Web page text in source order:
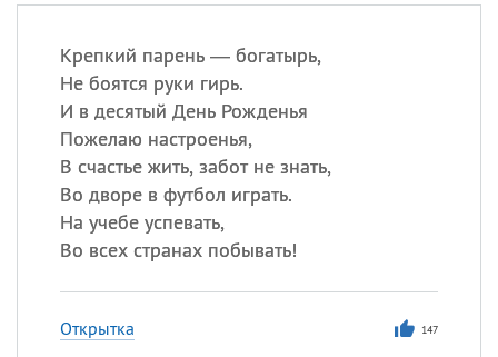
Крепкий парень — богатырь,
Не боятся руки гирь.
И в десятый День Рожденья
Пожелаю настроенья,
В счастье жить, забот не знать,
Во дворе в футбол играть.
На учебе успевать,
Во всех странах побывать!
Открытка 147